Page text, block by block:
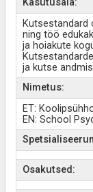
Kasutusala:
Kutsestandard
ning töö
ja hoiakute
ja kutse
Nimetus:
ET:
EN: School
Osakutsed: